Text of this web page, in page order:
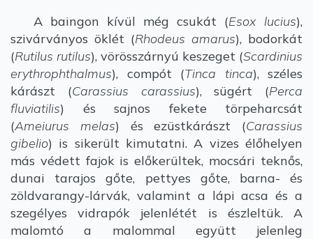
A baingon kívül még csukát (Esox lucius),
szivárványos öklét (Rhodeus amarus), bodorkát
(Rutilus rutilus), vörösszárnyú keszeget (Scardinius
erythrophthalmus), compót (Tinca tinca), széles
kárászt (Carassius carassius), sügért (Perca
fluviatilis) és sajnos fekete törpeharcsát
(Ameiurus melas) és ezüstkárászt (Carassius
gibelio) is sikerült kimutatni. A vizes élőhelyen
más védett fajok is előkerültek, mocsári teknős,
dunai tarajos gőte, pettyes gőte, barna- és
zöldvarangy-lárvák, valamint a lápi acsa és a
szegélyes vidrapók jelenlétét is észleltük. A
malomtó a malommal együtt jelenleg